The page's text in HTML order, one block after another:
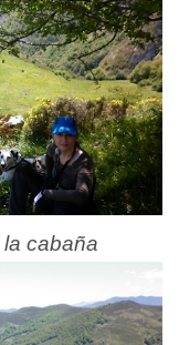
cabaña